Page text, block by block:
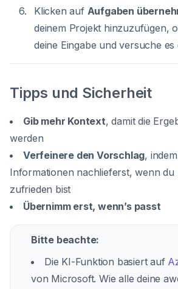
Klicken auf Aufgaben
deinem Projekt hinzuzufügen,
deine Eingabe und versuche
Tipps und Sicherheit
Gib mehr Kontext, damit die
werden
Verfeinere den Vorschlag,
Informationen nachlieferst, wenn
zufrieden bist
Übernimm erst, wenn’s passt
Bitte beachte:
Die KI-Funktion basiert auf
von Microsoft. Wie alle deine